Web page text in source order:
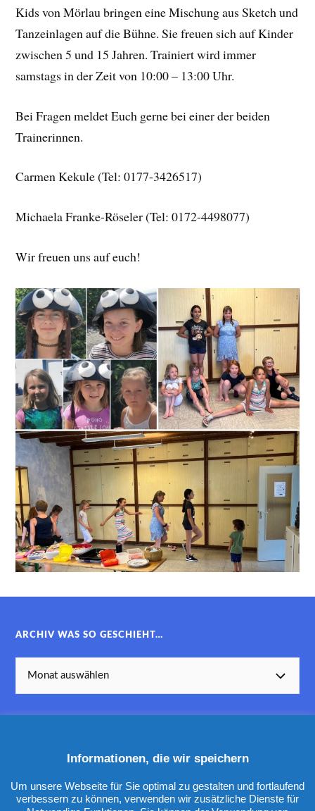
Kids von Mörlau bringen eine Mischung aus Sketch und
Tanzeinlagen auf die Bühne. Sie freuen sich auf Kinder
zwischen 5 und 15 Jahren. Trainiert wird immer
samstags in der Zeit von 10:00 – 13:00 Uhr.
Bei Fragen meldet Euch gerne bei einer der beiden
Trainerinnen.
Carmen Kekule (Tel: 0177-3426517)
Michaela Franke-Röseler (Tel: 0172-4498077)
Wir freuen uns auf euch!
ARCHIV WAS SO GESCHIEHT…
KATEGORIENInformationen, die wir speichern
Um unsere Webseite für Sie optimal zu gestalten und fortlaufend
verbessern zu können, verwenden wir zusätzliche Dienste für